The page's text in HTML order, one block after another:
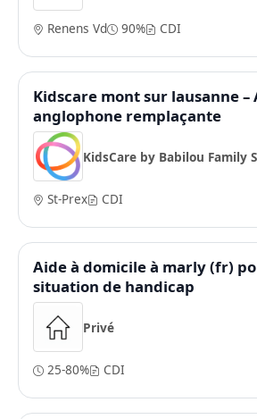
Renens Vd 90% CDI
Kidscare mont sur lausanne –
anglophone remplaçante
KidsCare by Babilou Family
St-Prex CDI
Aide à domicile à marly (fr)
situation de handicap
Privé
25-80% CDI